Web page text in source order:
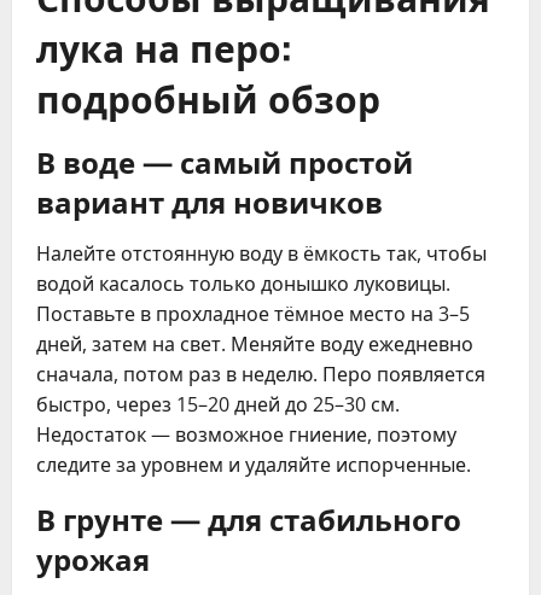
лука на перо:
подробный обзор
В воде — самый простой
вариант для новичков
Налейте отстоянную воду в ёмкость так, чтобы
водой касалось только донышко луковицы.
Поставьте в прохладное тёмное место на 3–5
дней, затем на свет. Меняйте воду ежедневно
сначала, потом раз в неделю. Перо появляется
быстро, через 15–20 дней до 25–30 см.
Недостаток — возможное гниение, поэтому
следите за уровнем и удаляйте испорченные.
В грунте — для стабильного
урожая